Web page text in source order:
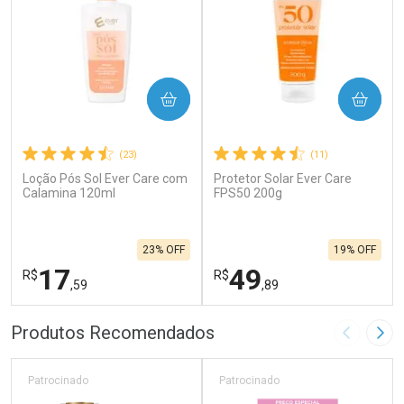
(23)
Loção Pós Sol Ever Care com
Calamina 120ml
R$17,59
23% OFF
COMPRAR
FECHAR
Laboratório
FECHAR
Por Menos
(11)
Protetor Solar Ever Care
FPS50 200g
R$49,89
19% OFF
COMPRAR
Laboratório
Por Menos
Produtos Recomendados Imagem
Patrocinado Patrocinado